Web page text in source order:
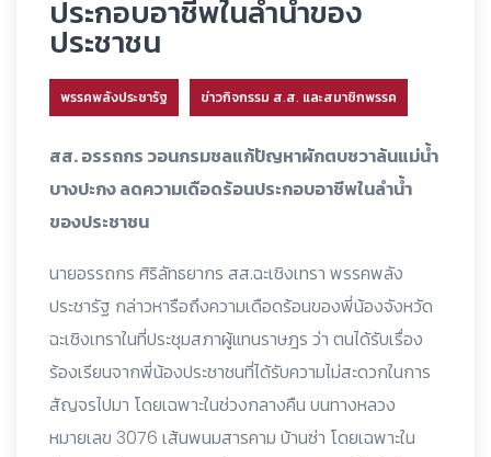
ประกอบอาชีพในลำน้ำของ
ประชาชน
พรรคพลังประชารัฐ ข่าวกิจกรรม ส.ส. และสมาชิกพรรค
สส. อรรถกร วอนกรมชลแก้ปัญหาผักตบชวาล้นแม่น้ำ
บางปะกง ลดความเดือดร้อนประกอบอาชีพในลำน้ำ
ของประชาชน
นายอรรถกร ศิริลัทธยากร สส.ฉะเชิงเทรา พรรคพลัง
ประชารัฐ กล่าวหารือถึงความเดือดร้อนของพี่น้องจังหวัด
ฉะเชิงเทราในที่ประชุมสภาผู้แทนราษฎร ว่า ตนได้รับเรื่อง
ร้องเรียนจากพี่น้องประชาชนที่ได้รับความไม่สะดวกในการ
สัญจรไปมา โดยเฉพาะในช่วงกลางคืน บนทางหลวง
หมายเลข 3076 เส้นพนมสารคาม บ้านซ่า โดยเฉพาะใน